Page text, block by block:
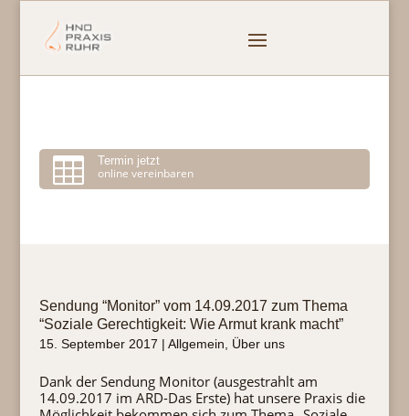
 Termin jetzt
online vereinbaren
Sendung “Monitor” vom 14.09.2017 zum Thema
“Soziale Gerechtigkeit: Wie Armut krank macht”
15. September 2017 | Allgemein Über uns
Dank der Sendung Monitor (ausgestrahlt am
14.09.2017 im ARD-Das Erste) hat unsere Praxis die